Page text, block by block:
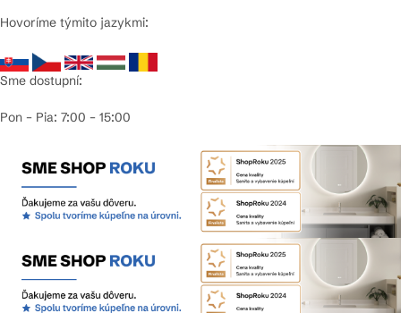
Hovoríme týmito jazykmi:
Sme dostupní:
Pon – Pia: 7:00 – 15:00